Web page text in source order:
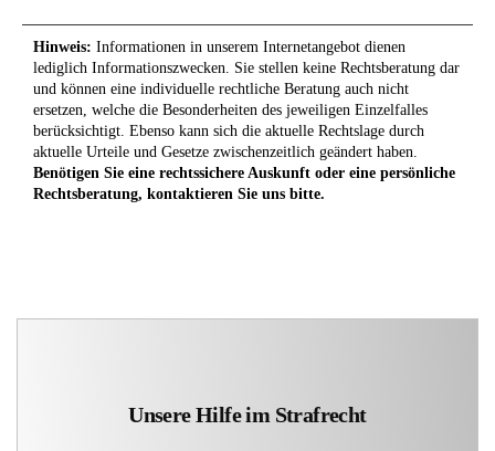
Hinweis: Informationen in unserem Internetangebot dienen
lediglich Informationszwecken. Sie stellen keine Rechtsberatung dar
und können eine individuelle rechtliche Beratung auch nicht
ersetzen, welche die Besonderheiten des jeweiligen Einzelfalles
berücksichtigt. Ebenso kann sich die aktuelle Rechtslage durch
aktuelle Urteile und Gesetze zwischenzeitlich geändert haben.
Benötigen Sie eine rechtssichere Auskunft oder eine persönliche
Rechtsberatung, kontaktieren Sie uns bitte.
Unsere Hilfe im Strafrecht